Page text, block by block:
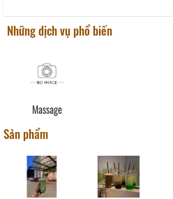
Những dịch vụ phổ biến
Massage
Sản phẩm